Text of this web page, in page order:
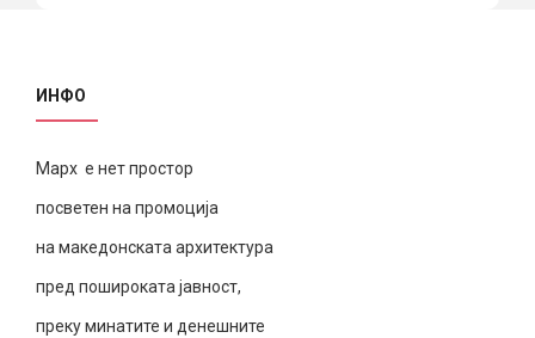
ИНФО
Марх е нет простор
посветен на промоција
на македонската архитектура
пред пошироката јавност,
преку минатите и денешните